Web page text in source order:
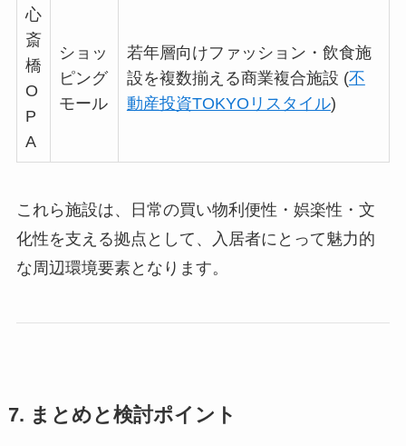
心
斎
橋
O
P
A
ショッ
ピング
モール
若年層向けファッション・飲食施
設を複数揃える商業複合施設 (不
動産投資TOKYOリスタイル)
これら施設は、日常の買い物利便性・娯楽性・文
化性を支える拠点として、入居者にとって魅力的
な周辺環境要素となります。
7. まとめと検討ポイント